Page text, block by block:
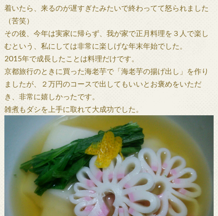
着いたら、来るのが遅すぎたみたいで終わってて怒られました
（苦笑）
その後、今年は実家に帰らず、我が家で正月料理を３人で楽し
むという、私にしては非常に楽しげな年末年始でした。
2015年で成長したことは料理だけです。
京都旅行のときに買った海老芋で「海老芋の揚げ出し」を作り
ましたが、２万円のコースで出してもいいとお褒めをいただ
き、非常に嬉しかったです。
雑煮もダシを上手に取れて大成功でした。